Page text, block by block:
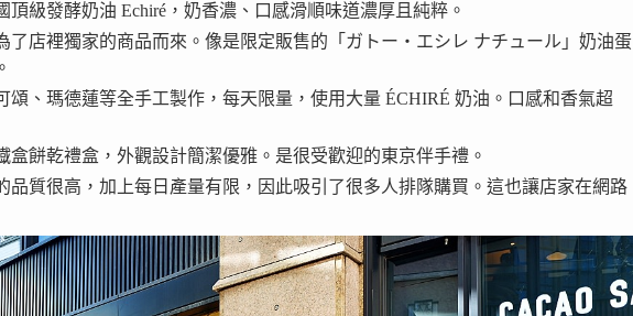
頂級發酵奶油 Echiré，奶香濃、口感滑順味道濃厚且純粹。
了店裡獨家的商品而來。像是限定販售的「ガトー・エシレ ナチュール」奶油蛋
頌、瑪德蓮等全手工製作，每天限量，使用大量 ÉCHIRÉ 奶油。口感和香氣超
盒餅乾禮盒，外觀設計簡潔優雅。是很受歡迎的東京伴手禮。
品質很高，加上每日產量有限，因此吸引了很多人排隊購買。這也讓店家在網路